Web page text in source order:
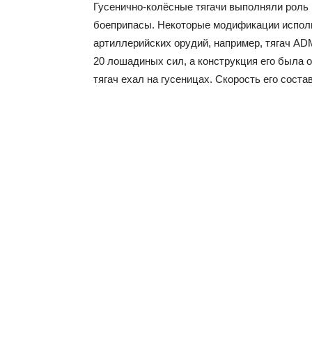
Гусенично-колёсные тягачи выполняли
боеприпасы. Некоторые модификации
артиллерийских орудий, например, тягач
20 лошадиных сил, а конструкция его была
тягач ехал на гусеницах. Скорость его